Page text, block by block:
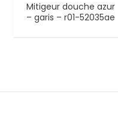
Mitigeur douche azur
– garis – r01-52035ae